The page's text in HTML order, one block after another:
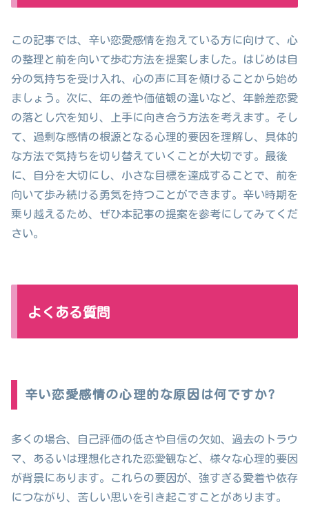
この記事では、辛い恋愛感情を抱えている方に向けて、心
の整理と前を向いて歩む方法を提案しました。はじめは自
分の気持ちを受け入れ、心の声に耳を傾けることから始め
ましょう。次に、年の差や価値観の違いなど、年齢差恋愛
の落とし穴を知り、上手に向き合う方法を考えます。そし
て、過剰な感情の根源となる心理的要因を理解し、具体的
な方法で気持ちを切り替えていくことが大切です。最後
に、自分を大切にし、小さな目標を達成することで、前を
向いて歩み続ける勇気を持つことができます。辛い時期を
乗り越えるため、ぜひ本記事の提案を参考にしてみてくだ
さい。
よくある質問
辛い恋愛感情の心理的な原因は何ですか?
多くの場合、自己評価の低さや自信の欠如、過去のトラウ
マ、あるいは理想化された恋愛観など、様々な心理的要因
が背景にあります。これらの要因が、強すぎる愛着や依存
につながり、苦しい思いを引き起こすことがあります。